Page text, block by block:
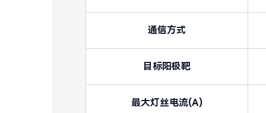
通信方式
目标阳极靶
最大灯丝电流(A)